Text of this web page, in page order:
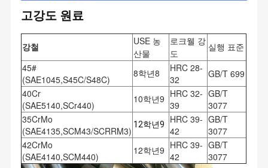
고강도 원료
강철
USE 농
산물
로크웰 강
도
실행 표준
45#
(SAE1045,S45C/S48C)
8학년8
HRC 28-
32
GB/T 699
40Cr
(SAE5140,SCr440)
10학년9 HRC 32-
39
GB/T
3077
35CrMo
(SAE4135,SCM43/SCRRM3)
12학년9
HRC 39-
42
GB/T
3077
42CrMo
(SAE4140,SCM440)
12학년9 HRC 39-
42
GB/T
3077